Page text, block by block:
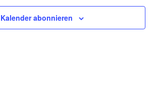
Kalender abonnieren